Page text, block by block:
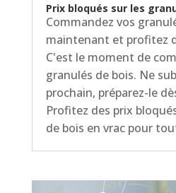
Prix bloqués sur les
Commandez vos
maintenant et profitez
C'est le moment de
granulés de bois. Ne
prochain, préparez-le
Profitez des prix
de bois en vrac pour